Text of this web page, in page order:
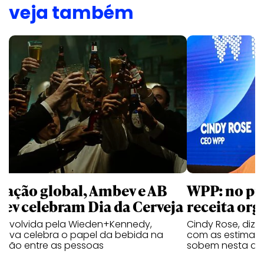
veja também
ação global, Ambev e AB
celebram Dia da Cerveja
pela Wieden+Kennedy,
celebra o papel da bebida na
entre as pessoas
WPP: no
receita
Cindy Rose, diz
com as
sobem nesta